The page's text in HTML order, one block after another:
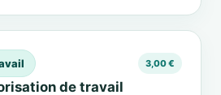
3,00 €
de travail